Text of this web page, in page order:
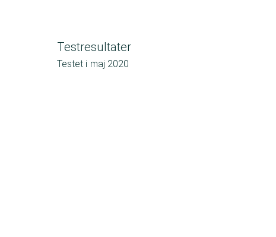
Testresultater
Testet i maj 2020